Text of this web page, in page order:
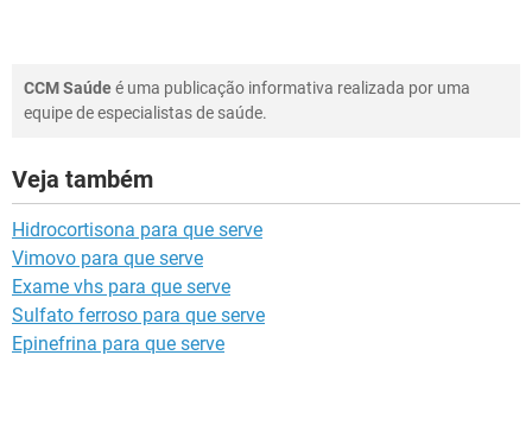
CCM Saúdeé uma publicação informativa realizada por uma
equipe de especialistas de saúde.
Veja também
Hidrocortisona para que serve
Vimovo para que serve
Exame vhs para que serve
Sulfato ferroso para que serve
Epinefrina para que serve